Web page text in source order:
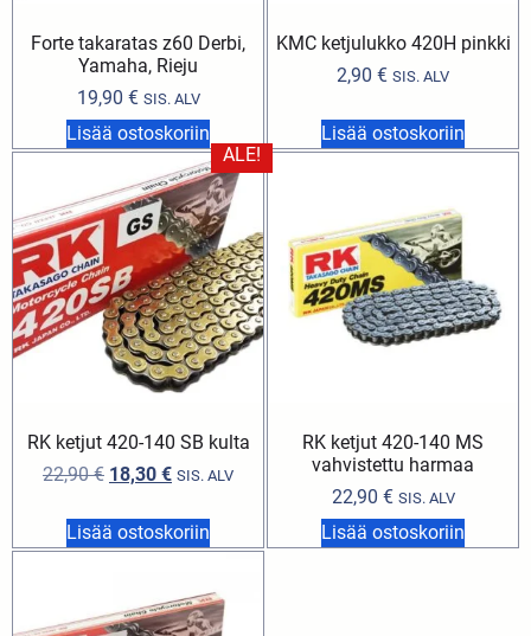
Forte takaratas z60 Derbi,
Yamaha, Rieju
19,90 € SIS. ALV
Lisää ostoskoriin
KMC ketjulukko 420H pinkki
2,90 € SIS. ALV
Lisää ostoskoriin
ALE!
RK ketjut 420-140 SB kulta
22,90€ 18,30 € SIS. ALV
Lisää ostoskoriin
RK ketjut 420-140 MS
vahvistettu harmaa
22,90 € SIS. ALV
Lisää ostoskoriin